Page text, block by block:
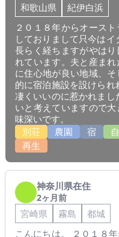
和歌山県
紀伊白浜
２０１８年からオース
しておりまして只今は
長らく経ちますがやは
れています。夫と産ま
に住心地が良い地域、
的に宿泊施設を設けら
凄くいいのに惹かれまし
いと考えていますので
味深いです。
別荘
農園 宿
再生
神奈川県在住
2ヶ月前
宮崎県 霧島
都城
こんにちは。 ２０１８